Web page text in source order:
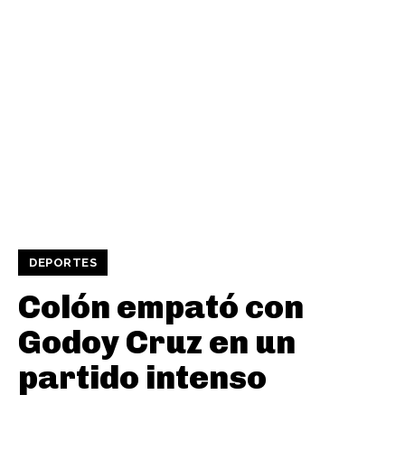
DEPORTES
Colón empató con
Godoy Cruz en un
partido intenso